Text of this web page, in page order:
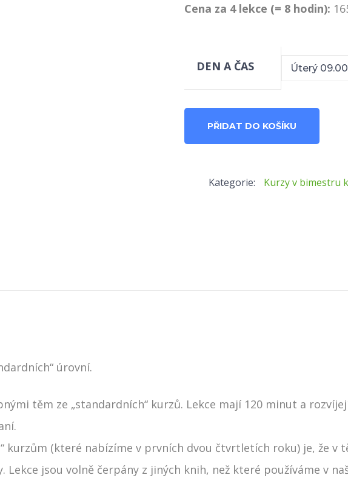
Cena za 4 lekce (= 8 hodin):
DEN A ČAS
R
červen
PŘIDAT DO KOŠÍKU
Kategorie: Kurzy v bimestru
úrovní.
těm ze „standardních“ kurzů. Lekce mají 120 minut a
kurzům (které nabízíme v prvních dvou čtvrtletích roku) je, že v
Lekce jsou volně čerpány z jiných knih, než které používáme v